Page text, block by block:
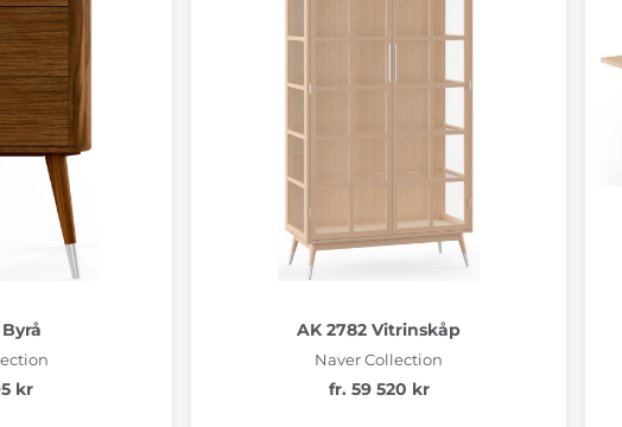
kr
AK 2782 Vitrinskåp
Naver Collection
fr. 59 520 kr